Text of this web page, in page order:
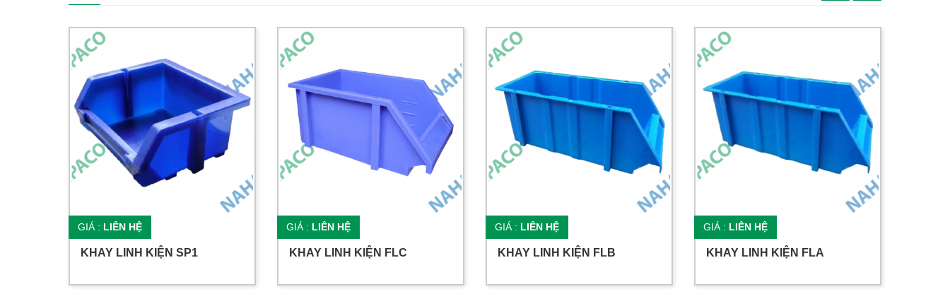
GIÁ : LIÊN HỆ
KHAY LINH KIỆN SP1
GIÁ : LIÊN HỆ
KHAY LINH KIỆN FLC
GIÁ : LIÊN HỆ
KHAY LINH KIỆN FLB
GIÁ : LIÊN HỆ
KHAY LINH KIỆN FLA